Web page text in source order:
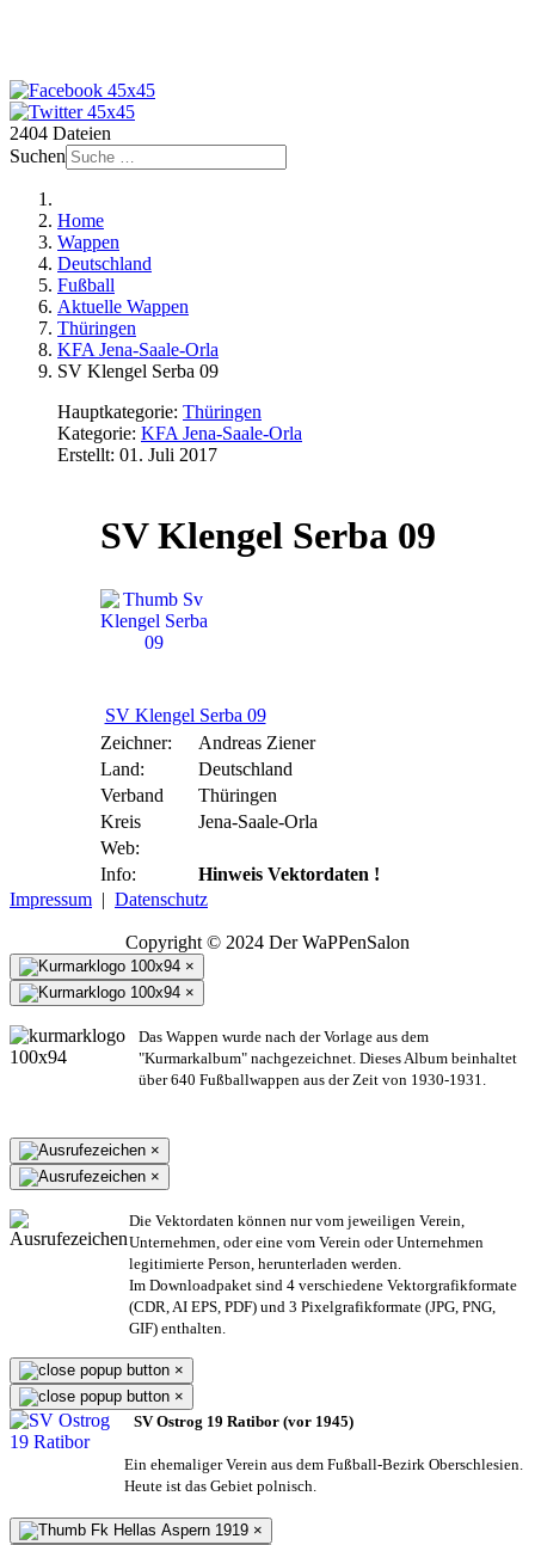
2404 Dateien
Suchen
Home
Wappen
Deutschland
Fußball
Aktuelle Wappen
Thüringen
KFA Jena-Saale-Orla
SV Klengel Serba 09
Hauptkategorie: Thüringen
Kategorie: KFA Jena-Saale-Orla
Erstellt: 01. Juli 2017
SV Klengel Serba 09
SV Klengel Serba 09
Zeichner:
Andreas Ziener
Land:
Deutschland
Verband
Thüringen
Kreis
Jena-Saale-Orla
Web:
Info:
Hinweis Vektordaten !
Impressum | Datenschutz
Copyright © 2024 Der WaPPenSalon
×
×
Das Wappen wurde nach der Vorlage aus dem
"Kurmarkalbum" nachgezeichnet. Dieses Album beinhaltet
über 640 Fußballwappen aus der Zeit von 1930-1931.
×
×
Die Vektordaten können nur vom jeweiligen Verein,
Unternehmen, oder eine vom Verein oder Unternehmen
legitimierte Person, herunterladen werden.
Im Downloadpaket sind 4 verschiedene Vektorgrafikformate
(CDR, AI EPS, PDF) und 3 Pixelgrafikformate (JPG, PNG,
GIF) enthalten.
×
×
SV Ostrog 19 Ratibor (vor 1945)
Ein ehemaliger Verein aus dem Fußball-Bezirk Oberschlesien.
Heute ist das Gebiet polnisch.
×